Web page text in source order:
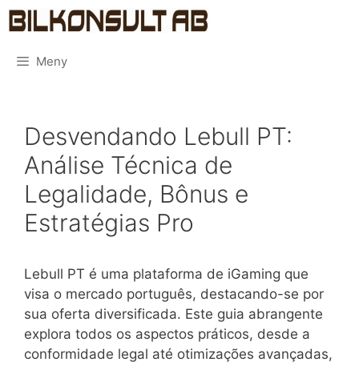
Hoppa
till
Meny
Desvendando Lebull PT:
Análise Técnica de
Legalidade, Bônus e
Estratégias Pro
Lebull PT é uma plataforma de iGaming que
visa o mercado português, destacando-se por
sua oferta diversificada. Este guia abrangente
explora todos os aspectos práticos, desde a
conformidade legal até otimizações avançadas,